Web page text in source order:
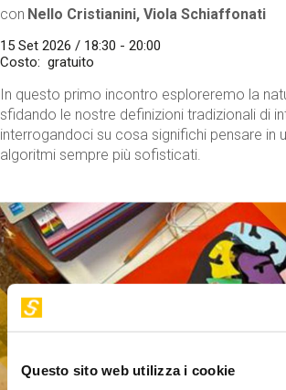
Questo sito web utilizza i cookie
con Nello Cristianini, Viola Schiaffonati
15 Set 2026 / 18:30 - 20:00
Costo
gratuito
In questo primo incontro esploreremo la
sfidando le nostre definizioni tradizionali di
interrogandoci su cosa significhi pensare in
algoritmi sempre più sofisticati.